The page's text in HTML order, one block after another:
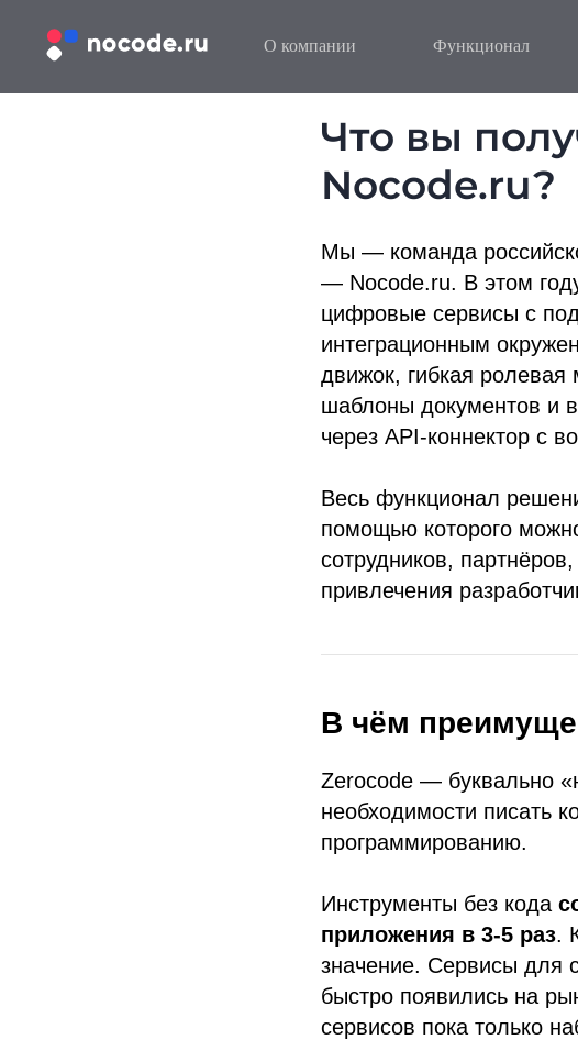
О компании Функционал
Что вы
Nocode.ru?
Мы — команда
— Nocode.ru. В этом
цифровые сервисы с
интеграционным
движок, гибкая ролевая
шаблоны документов и
через API-коннектор с
Весь функционал
помощью которого
сотрудников,
привлечения
В чём
Zerocode — буквально
необходимости писать
программированию.
Инструменты без кода
приложения в 3-5 раз.
значение. Сервисы для
быстро появились на
сервисов пока только